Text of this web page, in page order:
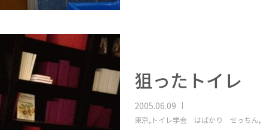
狙ったトイレ
2005.06.09
東京, トイレ学会 はばかり せっちん,